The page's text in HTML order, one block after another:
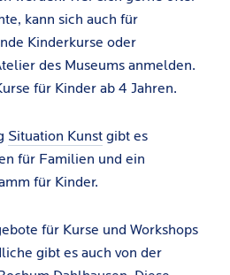
kann sich auch für
Kinderkurse oder
des Museums anmelden.
für Kinder ab 4 Jahren.
Situation Kunst gibt es
für Familien und ein
für Kinder.
für Kurse und Workshops
gibt es auch von der